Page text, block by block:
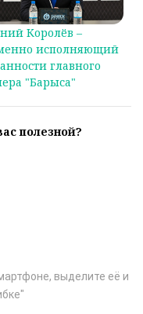
Королёв –
исполняющий
главного
"Барыса"
полезной?
выделите её и